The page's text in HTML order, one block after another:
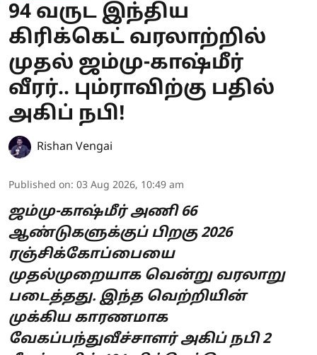
94 வருட இந்திய
கிரிக்கெட் வரலாற்றில்
முதல் ஜம்மு-காஷ்மீர்
வீரர்.. பும்ராவிற்கு பதில்
அகிப் நபி!
Rishan Vengai
Published on: 03 Aug 2026, 10:49 am
ஜம்மு-காஷ்மீர் அணி 66
ஆண்டுகளுக்குப் பிறகு 2026
ரஞ்சிக்கோப்பையை
முதல்முறையாக வென்று வரலாறு
படைத்தது. இந்த வெற்றியின்
முக்கிய காரணமாக
வேகப்பந்துவீச்சாளர் அகிப் நபி 2